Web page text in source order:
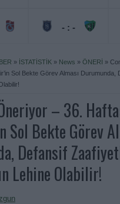
- : -
» İSTATİSTİK » News » ÖNERİ »
Sol Bekte Görev Alması Durumunda,
– 36.
Sol Bekte Görev
Defansif
Lehine Olabilir!